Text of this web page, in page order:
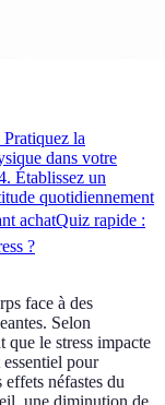
Pratiquez la
dans votre
Établissez un
quotidiennement
achatQuiz rapide :
?
face à des
Selon
que le stress impacte
pour
néfastes du